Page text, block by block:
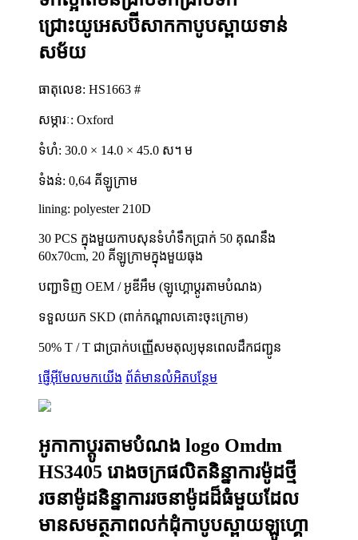
ជ្រោះយូអេសប៊ីសាកកាបូបស្ពាយទាន់
សម័យ
ធាតុលេខ: HS1663 #
សម្ភារៈ: Oxford
ទំហំ: 30.0 × 14.0 × 45.0 ស។ ម
ទំងន់: 0,64 គីឡូក្រាម
lining: polyester 210D
30 PCS ក្នុងមួយកាបសុនទំហំទឹកប្រាក់ 50 គុណនឹង
60x70cm, 20 គីឡូក្រាមក្នុងមួយធុង
បញ្ជាទិញ OEM / អូឌីអឹម (ឡូហ្គោប្តូរតាមបំណង)
ទទួលយក SKD (ពាក់កណ្តាលគោះចុះក្រោម)
50% T / T ជាប្រាក់បញ្ញើសមតុល្យមុនពេលដឹកជញ្ជូន
ផ្ញើអ៊ីមែលមកយើង ព័ត៌មានលំអិតបន្ថែម
អូកាកាប្តូរតាមបំណង logo Omdm
HS3405 រោងចក្រផលិតនិន្នាការម៉ូដថ្មី
រចនាម៉ូដនិន្នាការរចនាម៉ូដដ៏ធំមួយដែល
មានសមត្ថភាពលក់ដុំកាបូបស្ពាយឡូហ្គោ